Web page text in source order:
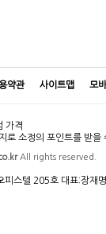
약관 사이트맵 모
가격
로 소정의 포인트를 받을
All rights reserved.
피스텔 205호 대표:장재